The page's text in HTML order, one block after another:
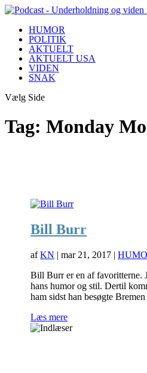
HUMOR
POLITIK
AKTUELT
AKTUELT USA
VIDEN
SNAK
Vælg Side
Tag: Monday
Bill Burr
afKN |mar 21, 2017 |
Bill Burr er en af favoritterne.
hans humor og stil. Dertil
ham sidst han besøgte
Læs mere